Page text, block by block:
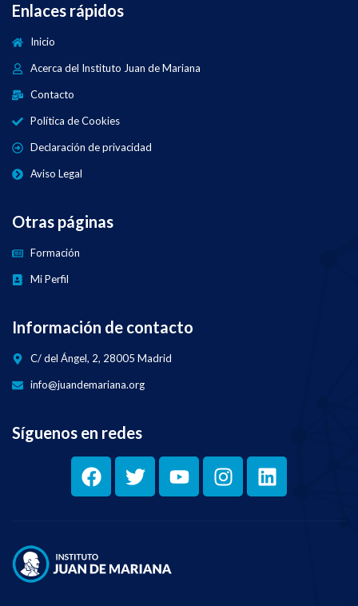
Enlaces rápidos
Inicio
Acerca del Instituto Juan de Mariana
Contacto
Política de Cookies
Declaración de privacidad
Aviso Legal
Otras páginas
Formación
Mi Perfil
Información de contacto
C/ del Ángel, 2, 28005 Madrid
info@juandemariana.org
Síguenos en redes